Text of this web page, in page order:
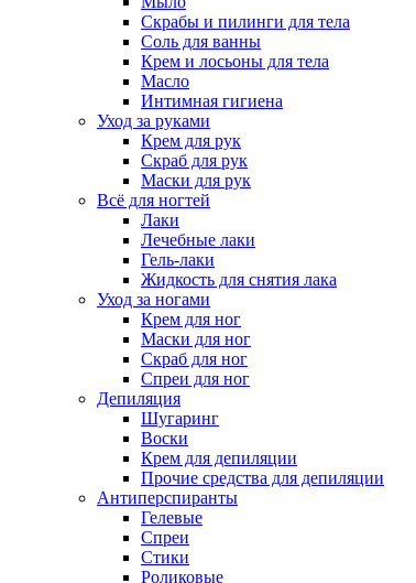
Скрабы и пилинги для тела
Соль для ванны
Крем и лосьоны для тела
Масло
Интимная гигиена
Уход за руками
Крем для рук
Скраб для рук
Маски для рук
Всё для ногтей
Лаки
Лечебные лаки
Гель-лаки
Жидкость для снятия лака
Уход за ногами
Крем для ног
Маски для ног
Скраб для ног
Спреи для ног
Депиляция
Шугаринг
Воски
Крем для депиляции
Прочие средства для депиляции
Антиперспиранты
Гелевые
Спреи
Стики
Роликовые